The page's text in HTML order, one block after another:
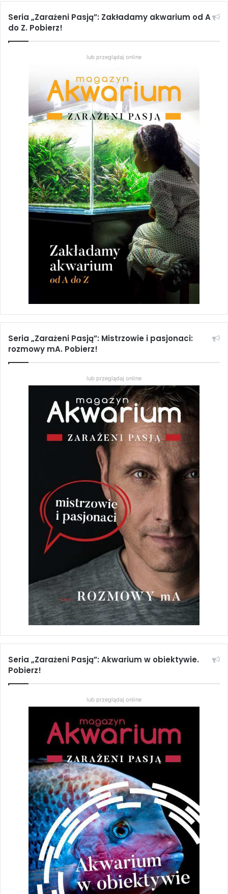
Chcę zamówić ten numer
czasopismo akwarystyczne
publikacja akwarystyczna
wydawnictwo akwarystyczne
Seria „Zarażeni Pasją”: Zakładamy akwarium od A
do Z. Pobierz!
lub przeglądaj online
Seria „Zarażeni Pasją”: Mistrzowie i pasjonaci:
rozmowy mA. Pobierz!
lub przeglądaj online
Seria „Zarażeni Pasją”: Akwarium w obiektywie.
Pobierz!
lub przeglądaj online